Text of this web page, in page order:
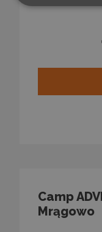
Camp
Mrągowo